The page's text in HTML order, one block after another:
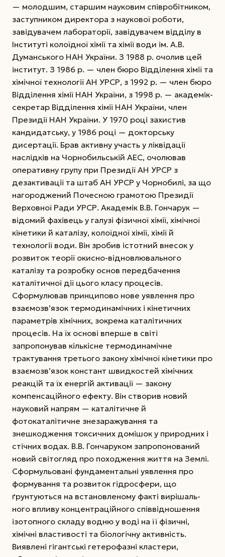
— молодшим, старшим науковим співробітником,
заступником директора з наукової роботи,
завідувачем лабораторії, завідувачем відділу в
Інституті колоїдної хімії та хімії води ім. А.В.
Думанського НАН України. З 1988 р. очолив цей
інститут. З 1986 р. — член бюро Відділення хімії та
хімічної технології АН УРСР, з 1992 р. — член бюро
Відділення хімії НАН України, з 1998 р. — академік-
секретар Відділення хімії НАН України, член
Президії НАН України. У 1970 році захистив
кандидатську, у 1986 році — докторську
дисертації. Брав активну участь у ліквідації
наслідків на Чорнобильській АЕС, очолював
оперативну групу при Президії АН УРСР з
дезактивації та штаб АН УРСР у Чорнобилі, за що
нагороджений Почесною грамотою Президії
Верховної Ради УРСР. Академік В.В. Гончарук —
відомий фахівець у галузі фізичної хімії, хімічної
кінетики й каталізу, колоїдної хімії, хімії й
технології води. Він зробив істотний внесок у
розвиток теорії окисно-відновлювального
каталізу та розробку основ передбачення
каталітичної дії цього класу процесів.
Сформулював принципово нове уявлення про
взаємозв’язок термодинамічних і кінетичних
параметрів хімічних, зокрема каталітичних
процесів. На їх основі вперше в світі
запропонував кількісне термодинамічне
трактування третього закону хімічної кінетики про
взаємозв’язок констант швидкостей хімічних
реакцій та їх енергій активації — закону
компенсаційного ефекту. Він створив новий
науковий напрям — каталітичне й
фотокаталітичне знезаражування та
знешкодження токсичних домішок у природних і
стічних водах. В.В. Гончаруком запропонований
новий світогляд про походження життя на Землі.
Сформульовані фундаментальні уявлення про
формування та розвиток гідросфери, що
ґрунтуються на встановленому факті вирішаль-
ного впливу концентраційного співвідношення
ізотопного складу водню у воді на її фізичні,
хімічні властивості та біологічну активність.
Виявлені гігантські гетерофазні кластери,